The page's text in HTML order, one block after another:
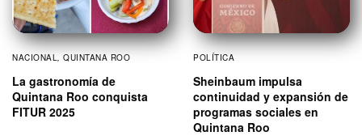
NACIONAL QUINTANA ROO
La gastronomía de
Quintana Roo conquista
FITUR 2025
POLÍTICA
Sheinbaum impulsa
continuidad y expansión de
programas sociales en
Quintana Roo